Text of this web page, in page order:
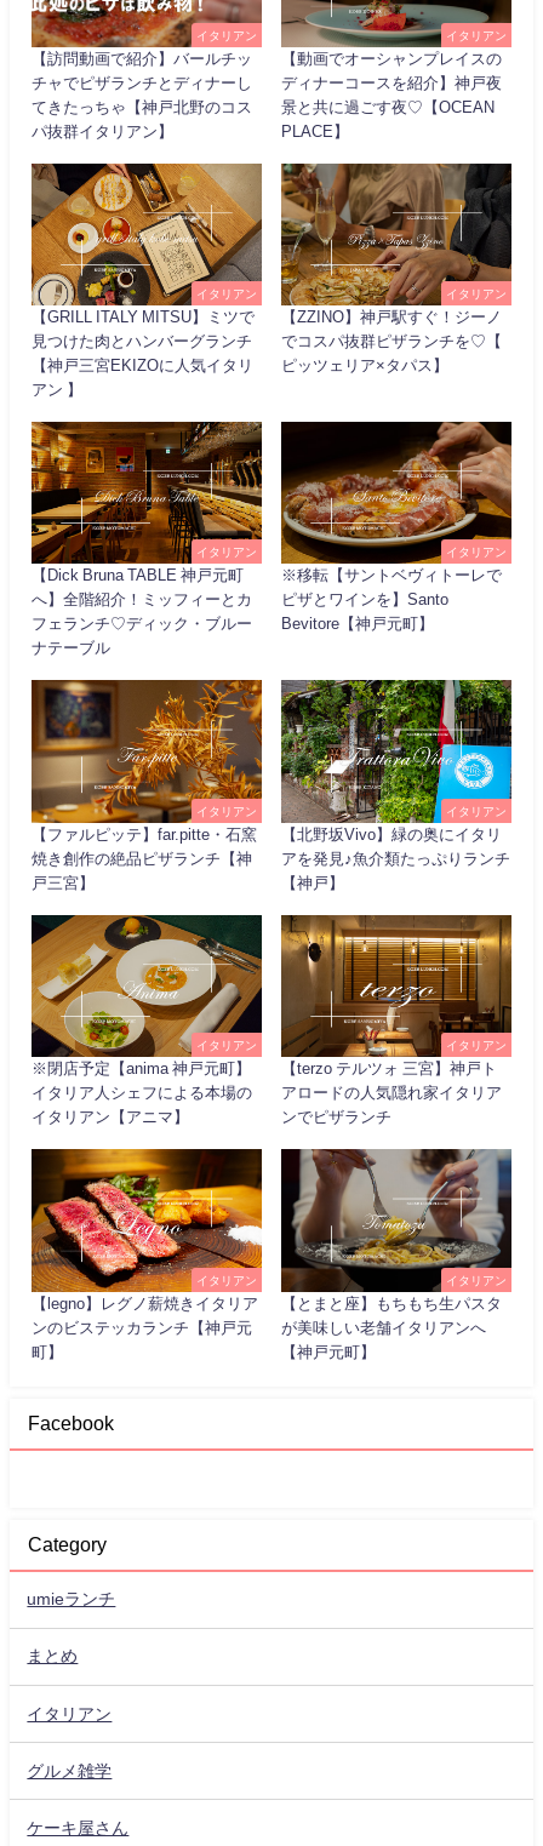
イタリアン
【訪問動画で紹介】バールチッ
チャでピザランチとディナーし
てきたっちゃ【神戸北野のコス
パ抜群イタリアン】
イタリアン
【動画でオーシャンプレイスの
ディナーコースを紹介】神戸夜
景と共に過ごす夜♡【OCEAN
PLACE】
イタリアン
【GRILL ITALY MITSU】ミツで
見つけた肉とハンバーグランチ
【神戸三宮EKIZOに人気イタリ
アン 】
イタリアン
【ZZINO】神戸駅すぐ！ジーノ
でコスパ抜群ピザランチを♡【
ピッツェリア×タパス】
イタリアン
【Dick Bruna TABLE 神戸元町
へ】全階紹介！ミッフィーとカ
フェランチ♡ディック・ブルー
ナテーブル
イタリアン
※移転【サントベヴィトーレで
ピザとワインを】Santo
Bevitore【神戸元町】
イタリアン
【ファルピッテ】far.pitte・石窯
焼き創作の絶品ピザランチ【神
戸三宮】
イタリアン
【北野坂Vivo】緑の奥にイタリ
アを発見♪魚介類たっぷりランチ
【神戸】
イタリアン
※閉店予定【anima 神戸元町】
イタリア人シェフによる本場の
イタリアン【アニマ】
イタリアン
【terzo テルツォ 三宮】神戸ト
アロードの人気隠れ家イタリア
ンでピザランチ
イタリアン
【legno】レグノ薪焼きイタリア
ンのビステッカランチ【神戸元
町】
イタリアン
【とまと座】もちもち生パスタ
が美味しい老舗イタリアンへ
【神戸元町】
Facebook
Category
umieランチ
まとめ
イタリアン
グルメ雑学
ケーキ屋さん